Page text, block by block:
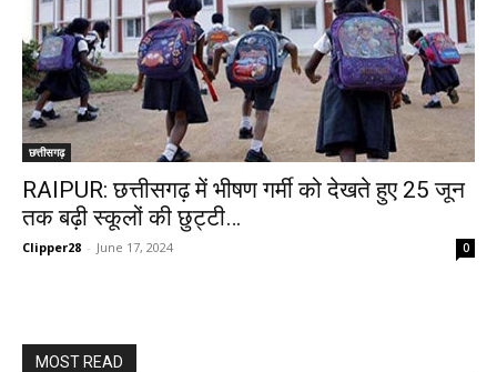
छत्तीसगढ़
RAIPUR: छत्तीसगढ़ में भीषण गर्मी को देखते हुए 25 जून
तक बढ़ी स्कूलों की छुट्टी…
Clipper28 - June 17, 2024 0
MOST READ